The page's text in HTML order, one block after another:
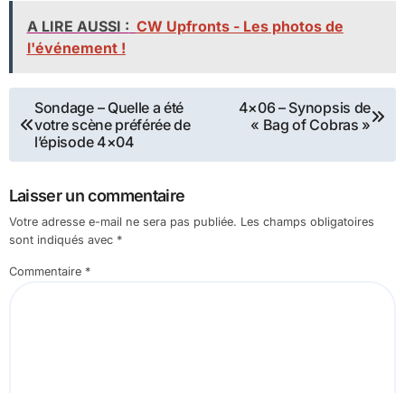
A LIRE AUSSI : CW Upfronts - Les photos de
l'événement !
Navigation
de
l’article
Sondage – Quelle a été
votre scène préférée de
l’épisode 4×04
4×06 – Synopsis de
« Bag of Cobras »
Laisser un commentaire
Votre adresse e-mail ne sera pas publiée. Les champs obligatoires
sont indiqués avec *
Commentaire *